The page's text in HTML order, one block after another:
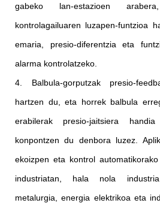
gabeko lan-estazioen
kontrolagailuaren luzapen-funtzioa
emaria, presio-diferentzia eta
alarma kontrolatzeko.
4. Balbula-gorputzak presio-
hartzen du, eta horrek balbula
erabilerak presio-jaitsiera
konpontzen du denbora luzez.
ekoizpen eta kontrol
industriatan, hala nola
metalurgia, energia elektrikoa eta